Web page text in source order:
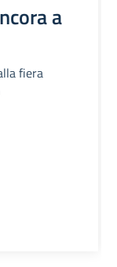
a
fiera